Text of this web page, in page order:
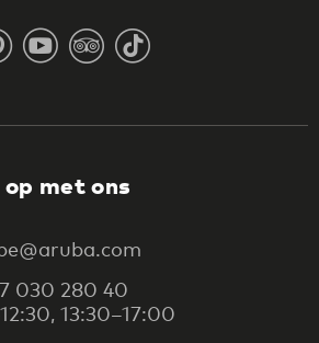
met ons
030 280 40
13:30–17:00